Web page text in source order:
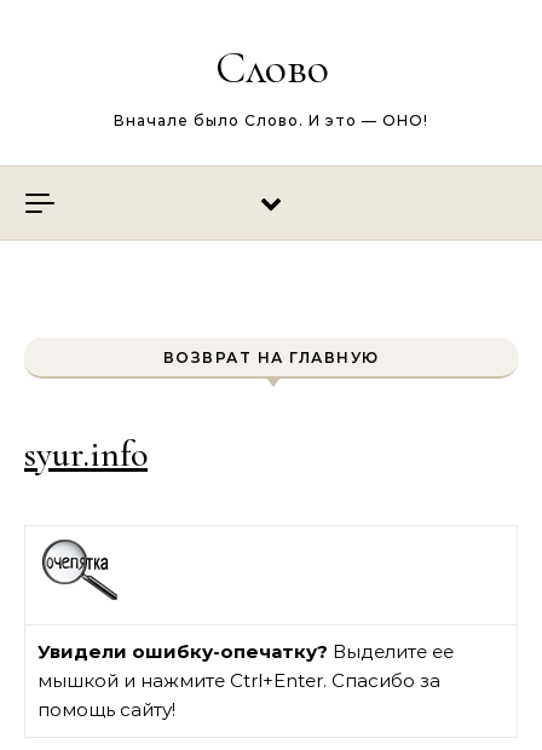
Слово
Вначале было Слово. И это — ОНО!
ВОЗВРАТ НА ГЛАВНУЮ
syur.info
Увидели ошибку-опечатку? Выделите ее
мышкой и нажмите Ctrl+Enter. Спасибо за
помощь сайту!